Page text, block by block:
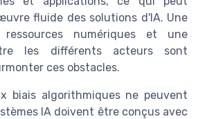
fluide des solutions d'IA. Une
ressources numériques et une
les différents acteurs sont
ces obstacles.
biais algorithmiques ne peuvent
IA doivent être conçus avec